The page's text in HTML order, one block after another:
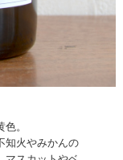
。
知火やみかんの